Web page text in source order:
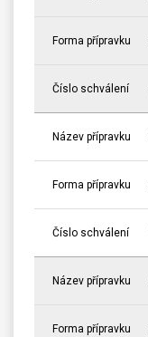
Forma přípravku
Číslo schválení
Název přípravku
Forma přípravku
Číslo schválení
Název přípravku
Forma přípravku